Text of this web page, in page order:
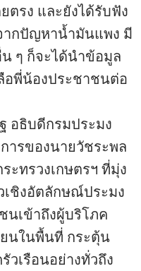
ตรง และยังได้รับฟัง
กปัญหาน้ำมันแพง มี
ๆ ก็จะได้นำข้อมูล
อพี่น้องประชาชนต่อ
อธิบดีกรมประมง
ารของนายวัชระพล
ะทรวงเกษตรฯ ที่มุ่ง
เชิงอัตลักษณ์ประมง
เข้าถึงผู้บริโภค
ยนในพื้นที่ กระตุ้น
วเรือนอย่างทั่วถึง